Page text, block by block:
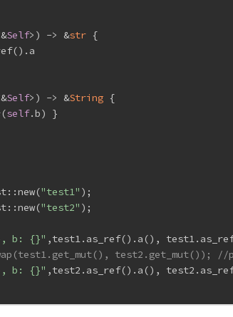
Self>) -> &str {
Self>) -> &String {
self.b) }
"test1" );
"test2" );
b: {}" ,test1.as_ref().a(),
test2.get_mut()); //pin
b: {}" ,test2.as_ref().a(),